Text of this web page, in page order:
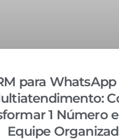
para
1 Número
Equipe